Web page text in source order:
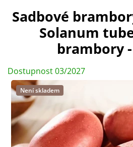
Sadbové
Solanum
brambory
Dostupnost 03/2027
Není skladem